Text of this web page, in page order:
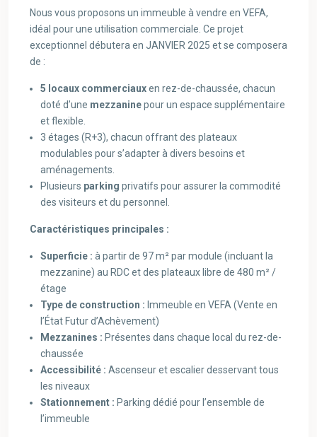
Nous vous proposons un immeuble à vendre en VEFA,
idéal pour une utilisation commerciale. Ce projet
exceptionnel débutera en JANVIER 2025 et se composera
de :
5 locaux commerciauxen rez-de-chaussée, chacun
doté d’une mezzaninepour un espace supplémentaire
et flexible.
3 étages (R+3), chacun offrant des plateaux
modulables pour s’adapter à divers besoins et
aménagements.
Plusieurs parking privatifs pour assurer la commodité
des visiteurs et du personnel.
Caractéristiques principales :
Superficie : à partir de 97 m² par module (incluant la
mezzanine) au RDC et des plateaux libre de 480 m² /
étage
Type de construction : Immeuble en VEFA (Vente en
l’État Futur d’Achèvement)
Mezzanines : Présentes dans chaque local du rez-de-
chaussée
Accessibilité : Ascenseur et escalier desservant tous
les niveaux
Stationnement : Parking dédié pour l’ensemble de
l’immeuble